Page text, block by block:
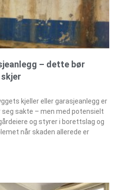
– dette bør
kjeller eller garasjeanlegg er
sakte – men med potensielt
og styrer i borettslag og
når skaden allerede er